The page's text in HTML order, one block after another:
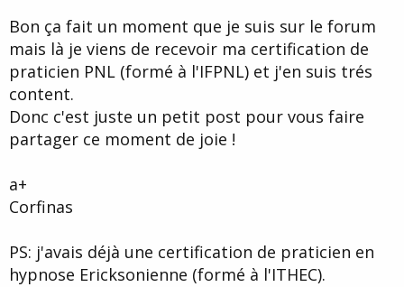
e
a
d
i
c
u
i
o
Bon ça fait un moment que je suis sur le forum
mais là je viens de recevoir ma certification de
praticien PNL (formé à l'IFPNL) et j'en suis trés
content.
Donc c'est juste un petit post pour vous faire
partager ce moment de joie !
a+
Corfinas
PS: j'avais déjà une certification de praticien en
hypnose Ericksonienne (formé à l'ITHEC).